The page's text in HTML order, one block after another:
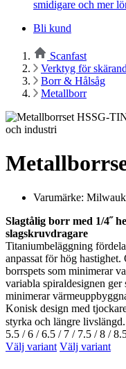
smidigare och mer
Bli kund
Scanfast
Verktyg för
Borr & Hålsåg
Metallborr
Varumärke:
Slagtålig borr med 1/4˝
slagskruvdragare
Titaniumbeläggning
anpassat för hög
borrspets som minimerar
variabla spiraldesignen
minimerar
Konisk design med
styrka och längre
5.5 / 6 / 6.5 / 7 / 7.5 / 8 /
Välj variant Välj variant